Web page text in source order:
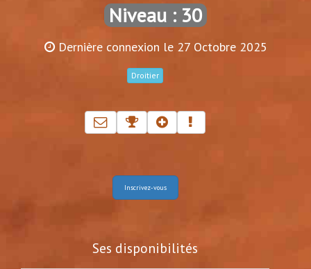
Niveau : 30
Dernière connexion le 27 Octobre 2025
Droitier
Inscrivez-vous
Ses disponibilités